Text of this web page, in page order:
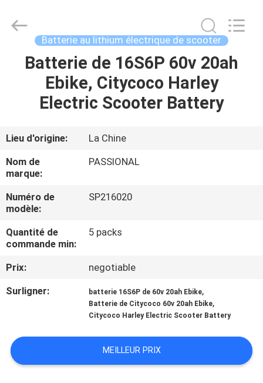
MAISON
PRODUITS
AU
SUJET
DE
NOUS
VISITE
CONTRÔLE
QUALITÉ
CONTACTEZ-
Export
Batterie au lithium électrique de scooter
Batterie de 16S6P 60v 20ah
Ebike, Citycoco Harley
Electric Scooter Battery
Lieu d'origine:
La Chine
Nom de
marque:
PASSIONAL
Numéro de
modèle:
SP216020
Quantité de
commande min:
5 packs
Prix:
negotiable
Surligner:
batterie 16S6P de 60v 20ah Ebike,
Batterie de Citycoco 60v 20ah Ebike,
Citycoco Harley Electric Scooter Battery
MEILLEUR PRIX